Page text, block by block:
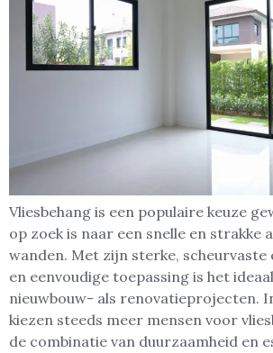
Vliesbehang is een populaire keuze
op zoek is naar een snelle en strakke
wanden. Met zijn sterke, scheurvaste
en eenvoudige toepassing is het
nieuwbouw- als renovatieprojecten.
kiezen steeds meer mensen voor
de combinatie van duurzaamheid en